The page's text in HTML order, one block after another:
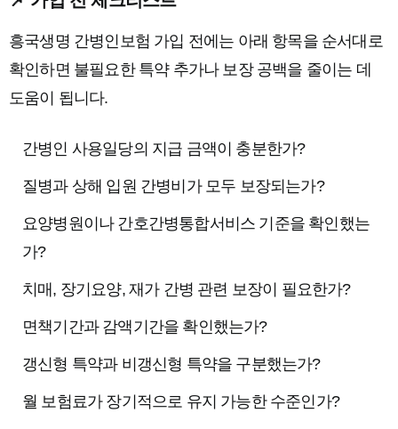
흥국생명 간병인보험 가입 전에는 아래 항목을 순서대로
확인하면 불필요한 특약 추가나 보장 공백을 줄이는 데
도움이 됩니다.
간병인 사용일당의 지급 금액이 충분한가?
질병과 상해 입원 간병비가 모두 보장되는가?
요양병원이나 간호간병통합서비스 기준을 확인했는
가?
치매, 장기요양, 재가 간병 관련 보장이 필요한가?
면책기간과 감액기간을 확인했는가?
갱신형 특약과 비갱신형 특약을 구분했는가?
월 보험료가 장기적으로 유지 가능한 수준인가?